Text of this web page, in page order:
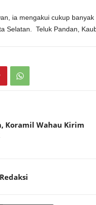
ia mengakui cukup
Selatan. Teluk Pandan,
Koramil Wahau Kirim
Redaksi